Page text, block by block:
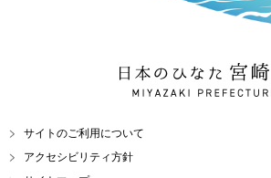
日本のひなた 宮崎県
MIYAZAKI PREFECTURE
サイトのご利用について
アクセシビリティ方針